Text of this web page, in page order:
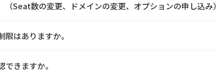
Seat数の変更、ドメインの変更、オプションの申し込み）
はありますか。
きますか。